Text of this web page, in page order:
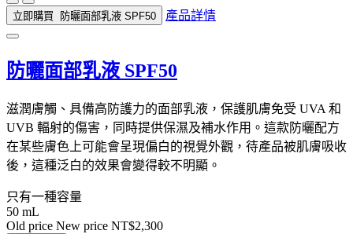
立即購買 防曬面部乳液 SPF50 產品詳情
防曬面部乳液 SPF50
滋潤膚觸、具備高防護力的面部乳液，保護肌膚免受 UVA 和
UVB 輻射的傷害，同時提供保濕及補水作用。這款防曬配方
在某些膚色上可能會呈現偏白的視覺外觀，待產品被肌膚吸收
後，這種泛白的效果會變得較不明顯。
只有一種容量
50 mL
Old price New price NT$2,300